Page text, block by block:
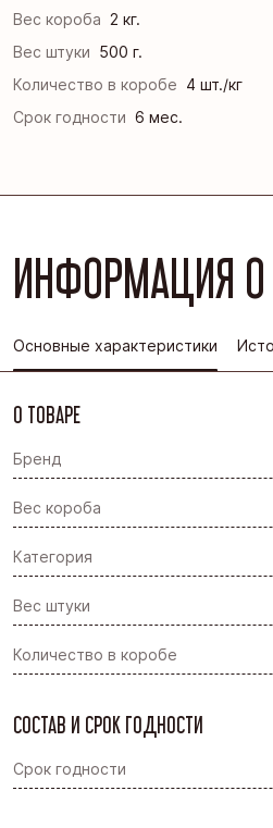
Вес короба 2 кг.
Вес штуки 500 г.
Количество в коробе 4 шт./кг
Срок годности 6 мес.
ИНФОРМАЦИЯ О
Основные характеристики
О ТОВАРЕ
Бренд
Вес короба
Категория
Вес штуки
Количество в коробе
СОСТАВ И СРОК ГОДНОСТИ
Срок годности